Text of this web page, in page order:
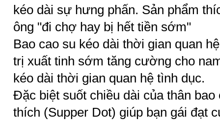
kéo dài sự hưng phấn. Sản phẩm
ông "đi chợ hay bị hết tiền sớm"
Bao cao su kéo dài thời gian quan
trị xuất tinh sớm tăng cường cho
kéo dài thời gian quan hệ tình dục.
Đặc biệt suốt chiều dài của thân
thích (Supper Dot) giúp bạn gái đạt